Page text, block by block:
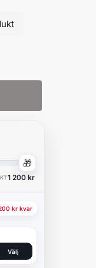
🎁
1 200 kr
kr kvar
Välj